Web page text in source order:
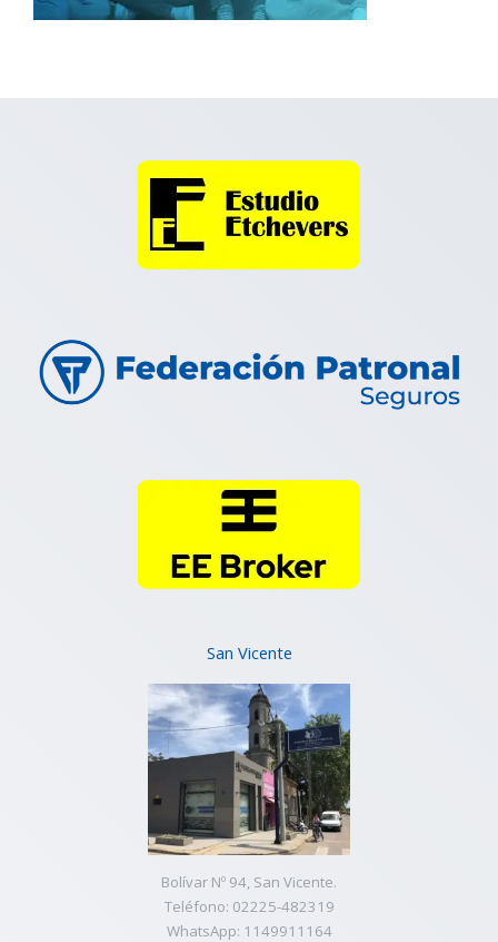
San Vicente
Bolívar Nº 94, San Vicente.
Teléfono: 02225-482319
WhatsApp: 1149911164